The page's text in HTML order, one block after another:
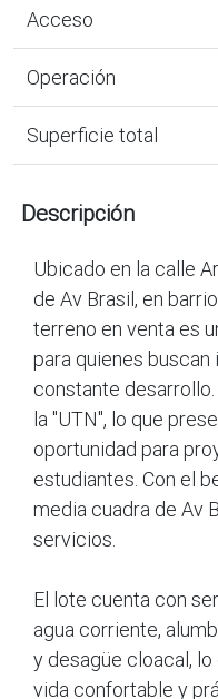
Acceso
Operación
Superficie total
Descripción
Ubicado en la calle
de Av Brasil, en
terreno en venta es
para quienes buscan
constante
la "UTN", lo que
oportunidad para
estudiantes. Con el
media cuadra de Av
servicios.
El lote cuenta con
agua corriente,
y desagüe cloacal,
vida confortable y